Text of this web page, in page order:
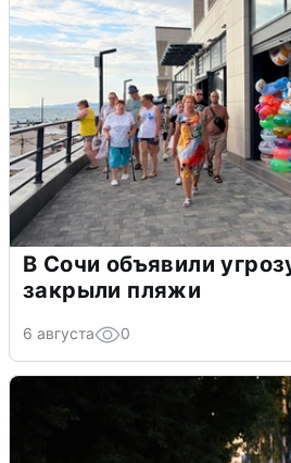
В Сочи объявили
закрыли пляжи
6 августа 0